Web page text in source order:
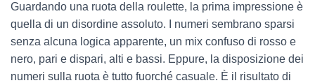
Guardando una ruota della roulette, la prima impressione è
quella di un disordine assoluto. I numeri sembrano sparsi
senza alcuna logica apparente, un mix confuso di rosso e
nero, pari e dispari, alti e bassi. Eppure, la disposizione dei
numeri sulla ruota è tutto fuorché casuale. È il risultato di